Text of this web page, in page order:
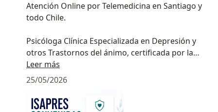
Atención Online por Telemedicina en Santiago y
todo Chile.
Psicóloga Clínica Especializada en Depresión y
otros Trastornos del ánimo, certificada por la
Universidad Católica de Chile.
anticipación.
Leer más
25/05/2026